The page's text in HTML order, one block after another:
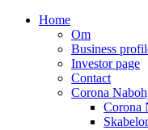
Home
Om
Business
Investor page
Contact
Corona
Corona